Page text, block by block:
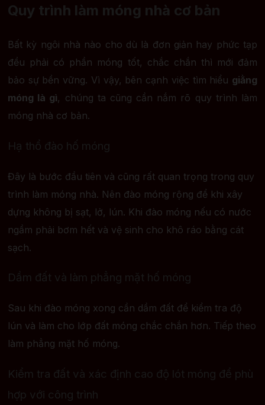
Quy trình làm móng nhà cơ bản
Bất kỳ ngôi nhà nào cho dù là đơn giản hay phức tạp
đều phải có phần móng tốt, chắc chắn thì mới đảm
bảo sự bền vững. Vì vậy, bên cạnh việc tìm hiểu giằng
móng là gì, chúng ta cũng cần nắm rõ quy trình làm
móng nhà cơ bản.
Hạ thổ đào hố móng
Đây là bước đầu tiên và cũng rất quan trọng trong quy
trình làm móng nhà. Nên đào móng rộng để khi xây
dựng không bị sạt, lở, lún. Khi đào móng nếu có nước
ngầm phải bơm hết và vệ sinh cho khô ráo bằng cát
sạch.
Dầm đất và làm phẳng mặt hố móng
Sau khi đào móng xong cần dầm đất để kiểm tra độ
lún và làm cho lớp đất móng chắc chắn hơn. Tiếp theo
làm phẳng mặt hố móng.
Kiểm tra đất và xác định cao độ lót móng để phù
hợp với công trình